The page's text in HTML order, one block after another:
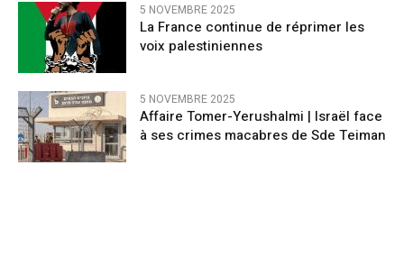
5 NOVEMBRE 2025
La France continue de réprimer les
voix palestiniennes
5 NOVEMBRE 2025
Affaire Tomer-Yerushalmi | Israël face
à ses crimes macabres de Sde Teiman